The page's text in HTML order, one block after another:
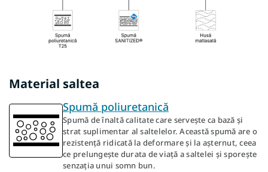
Material saltea
Spumă poliuretanică
Spumă de înaltă calitate care servește ca bază și
strat suplimentar al saltelelor. Această spumă are o
rezistență ridicată la deformare și la așternut, ceea
ce prelungește durata de viață a saltelei și sporește
senzația unui somn bun.